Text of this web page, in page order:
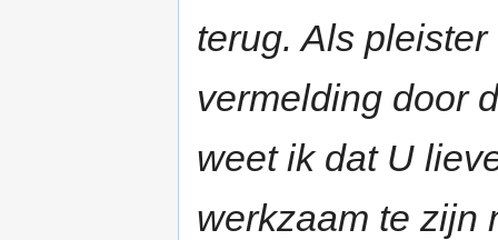
terug. Als
vermelding door
weet ik dat U
werkzaam te zijn